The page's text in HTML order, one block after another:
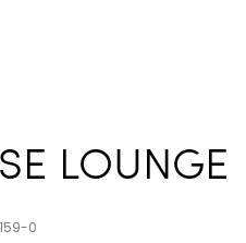
LOUNGE
0